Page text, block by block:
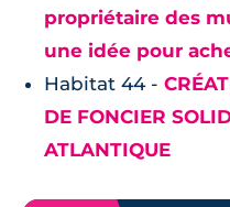
propriétaire des
une idée pour
Habitat 44 -
DE FONCIER
ATLANTIQUE